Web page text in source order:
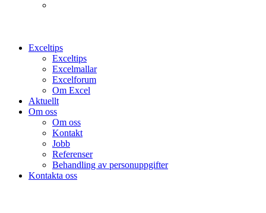
Exceltips
Exceltips
Excelmallar
Excelforum
Om Excel
Aktuellt
Om oss
Om oss
Kontakt
Jobb
Referenser
Behandling av personuppgifter
Kontakta oss